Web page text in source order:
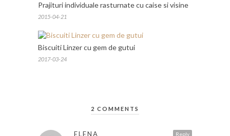
Prajituri individuale rasturnate cu caise si visine
2015-04-21
Biscuiti Linzer cu gem de gutui
2017-03-24
2 COMMENTS
Reply
ELENA